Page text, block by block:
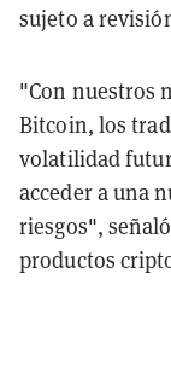
sujeto a
"Con nuestros
Bitcoin, los
volatilidad
acceder a una
riesgos",
productos